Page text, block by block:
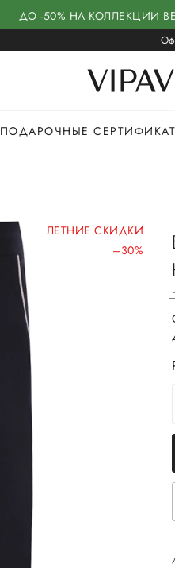
ДО -50% НА КОЛЛЕКЦИИ
ПОДАРОЧНЫЕ
ЛЕТНИЕ СКИДКИ
–30%